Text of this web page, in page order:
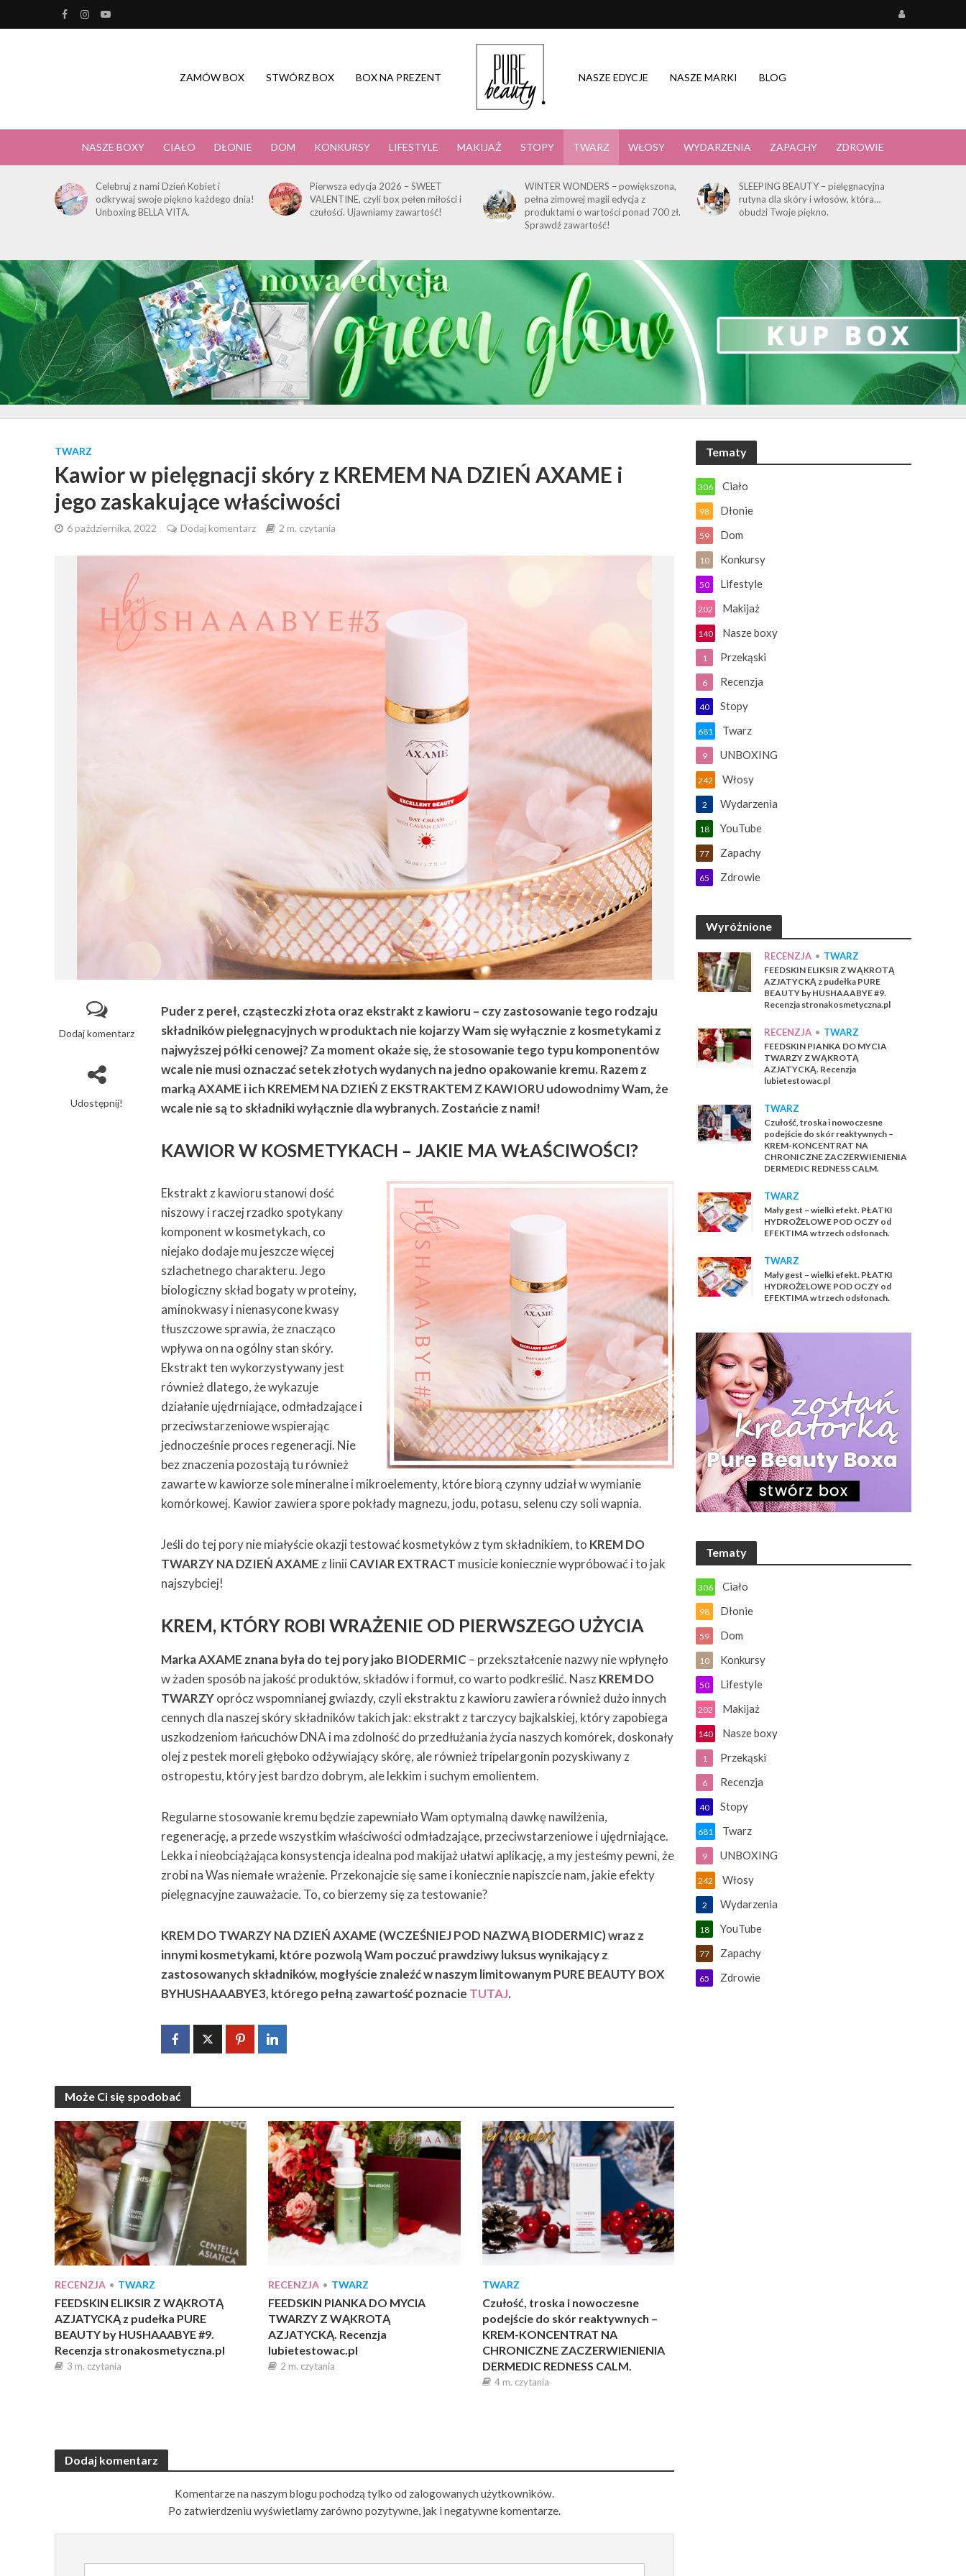
ZAMÓW BOX STWÓRZ BOX BOX NA PREZENT NASZE EDYCJE NASZE MARKI BLOG
NASZE BOXY CIAŁO DŁONIE DOM KONKURSY LIFESTYLE MAKIJAŻ STOPY TWARZ WŁOSY WYDARZENIA ZAPACHY ZDROWIE
Celebruj z nami Dzień Kobiet i
odkrywaj swoje piękno każdego dnia!
Unboxing BELLA VITA.
Pierwsza edycja 2026 – SWEET
VALENTINE, czyli box pełen miłości i
czułości. Ujawniamy zawartość!
WINTER WONDERS – powiększona,
pełna zimowej magii edycja z
produktami o wartości ponad 700 zł.
Sprawdź zawartość!
SLEEPING BEAUTY – pielęgnacyjna
rutyna dla skóry i włosów, która…
obudzi Twoje piękno.
TWARZ
Kawior w pielęgnacji skóry z KREMEM NA DZIEŃ AXAME i
jego zaskakujące właściwości
6 października, 2022 Dodaj komentarz 2 m. czytania
Dodaj komentarz
Udostępnij!
Puder z pereł, cząsteczki złota oraz ekstrakt z kawioru – czy zastosowanie tego rodzaju
składników pielęgnacyjnych w produktach nie kojarzy Wam się wyłącznie z kosmetykami z
najwyższej półki cenowej? Za moment okaże się, że stosowanie tego typu komponentów
wcale nie musi oznaczać setek złotych wydanych na jedno opakowanie kremu. Razem z
marką AXAME i ich KREMEM NA DZIEŃ Z EKSTRAKTEM Z KAWIORU udowodnimy Wam, że
wcale nie są to składniki wyłącznie dla wybranych. Zostańcie z nami!
KAWIOR W KOSMETYKACH – JAKIE MA WŁAŚCIWOŚCI?
Ekstrakt z kawioru stanowi dość
niszowy i raczej rzadko spotykany
komponent w kosmetykach, co
niejako dodaje mu jeszcze więcej
szlachetnego charakteru. Jego
biologiczny skład bogaty w proteiny,
aminokwasy i nienasycone kwasy
tłuszczowe sprawia, że znacząco
wpływa on na ogólny stan skóry.
Ekstrakt ten wykorzystywany jest
również dlatego, że wykazuje
działanie ujędrniające, odmładzające i
przeciwstarzeniowe wspierając
jednocześnie proces regeneracji. Nie
bez znaczenia pozostają tu również
zawarte w kawiorze sole mineralne i mikroelementy, które biorą czynny udział w wymianie
komórkowej. Kawior zawiera spore pokłady magnezu, jodu, potasu, selenu czy soli wapnia.
Jeśli do tej pory nie miałyście okazji testować kosmetyków z tym składnikiem, to KREM DO
TWARZY NA DZIEŃ AXAMEz liniiCAVIAR EXTRACT musicie koniecznie wypróbować i to jak
najszybciej!
KREM, KTÓRY ROBI WRAŻENIE OD PIERWSZEGO UŻYCIA
Marka AXAME znana była do tej pory jako BIODERMIC – przekształcenie nazwy nie wpłynęło
w żaden sposób na jakość produktów, składów i formuł, co warto podkreślić. NaszKREM DO
TWARZYoprócz wspomnianej gwiazdy, czyli ekstraktu z kawioru zawiera również dużo innych
cennych dla naszej skóry składników takich jak: ekstrakt z tarczycy bajkalskiej, który zapobiega
uszkodzeniom łańcuchów DNA i ma zdolność do przedłużania życia naszych komórek, doskonały
olej z pestek moreli głęboko odżywiający skórę, ale również tripelargonin pozyskiwany z
ostropestu, który jest bardzo dobrym, ale lekkim i suchym emolientem.
Regularne stosowanie kremu będzie zapewniało Wam optymalną dawkę nawilżenia,
regenerację, a przede wszystkim właściwości odmładzające, przeciwstarzeniowe i ujędrniające.
Lekka i nieobciążająca konsystencja idealna pod makijaż ułatwi aplikację, a my jesteśmy pewni, że
zrobi na Was niemałe wrażenie. Przekonajcie się same i koniecznie napiszcie nam, jakie efekty
pielęgnacyjne zauważacie. To, co bierzemy się za testowanie?
KREM DO TWARZY NA DZIEŃ AXAME (WCZEŚNIEJ POD NAZWĄ BIODERMIC) wraz z
innymi kosmetykami, które pozwolą Wam poczuć prawdziwy luksus wynikający z
zastosowanych składników, mogłyście znaleźć w naszym limitowanym PURE BEAUTY BOX
BYHUSHAAABYE3, którego pełną zawartość poznacie TUTAJ.
Może Ci się spodobać
RECENZJA • TWARZ
FEEDSKIN ELIKSIR Z WĄKROTĄ
AZJATYCKĄ z pudełka PURE
BEAUTY by HUSHAAABYE #9.
Recenzja stronakosmetyczna.pl
3 m. czytania
RECENZJA • TWARZ
FEEDSKIN PIANKA DO MYCIA
TWARZY Z WĄKROTĄ
AZJATYCKĄ. Recenzja
lubietestowac.pl
2 m. czytania
TWARZ
Czułość, troska i nowoczesne
podejście do skór reaktywnych –
KREM-KONCENTRAT NA
CHRONICZNE ZACZERWIENIENIA
DERMEDIC REDNESS CALM.
4 m. czytania
Dodaj komentarz
Komentarze na naszym blogu pochodzą tylko od zalogowanych użytkowników.
Po zatwierdzeniu wyświetlamy zarówno pozytywne, jak i negatywne komentarze.
Tematy
Ciało
306
Dłonie
98
Dom
59
Konkursy
10
Lifestyle
50
Makijaż
202
Nasze boxy
140
Przekąski
1
Recenzja
6
Stopy
40
Twarz
681
UNBOXING
9
Włosy
242
Wydarzenia
2
YouTube
18
Zapachy
77
Zdrowie
65
Wyróżnione
RECENZJA • TWARZ
FEEDSKIN ELIKSIR Z WĄKROTĄ
AZJATYCKĄ z pudełka PURE
BEAUTY by HUSHAAABYE #9.
Recenzja stronakosmetyczna.pl
RECENZJA • TWARZ
FEEDSKIN PIANKA DO MYCIA
TWARZY Z WĄKROTĄ
AZJATYCKĄ. Recenzja
lubietestowac.pl
TWARZ
Czułość, troska i nowoczesne
podejście do skór reaktywnych –
KREM-KONCENTRAT NA
CHRONICZNE ZACZERWIENIENIA
DERMEDIC REDNESS CALM.
TWARZ
Mały gest – wielki efekt. PŁATKI
HYDROŻELOWE POD OCZY od
EFEKTIMA w trzech odsłonach.
TWARZ
Mały gest – wielki efekt. PŁATKI
HYDROŻELOWE POD OCZY od
EFEKTIMA w trzech odsłonach.
Tematy
Ciało
306
Dłonie
98
Dom
59
Konkursy
10
Lifestyle
50
Makijaż
202
Nasze boxy
140
Przekąski
1
Recenzja
6
Stopy
40
Twarz
681
UNBOXING
9
Włosy
242
Wydarzenia
2
YouTube
18
Zapachy
77
Zdrowie
65